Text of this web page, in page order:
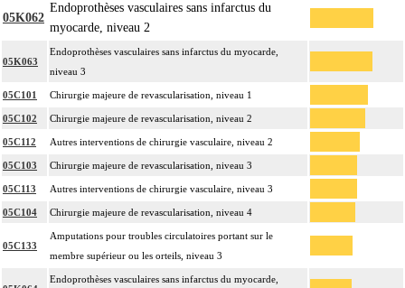
05K062
Endoprothèses vasculaires sans infarctus du
myocarde, niveau 2
05K063
Endoprothèses vasculaires sans infarctus du myocarde,
niveau 3
05C101 Chirurgie majeure de revascularisation, niveau 1
05C102 Chirurgie majeure de revascularisation, niveau 2
05C112 Autres interventions de chirurgie vasculaire, niveau 2
05C103 Chirurgie majeure de revascularisation, niveau 3
05C113 Autres interventions de chirurgie vasculaire, niveau 3
05C104 Chirurgie majeure de revascularisation, niveau 4
05C133
Amputations pour troubles circulatoires portant sur le
membre supérieur ou les orteils, niveau 3
Endoprothèses vasculaires sans infarctus du myocarde,